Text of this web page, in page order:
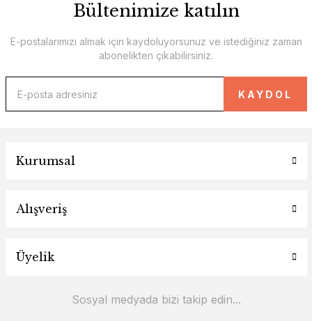
Bültenimize katılın
E-postalarımızı almak için kaydoluyorsunuz ve istediğiniz zaman
abonelikten çıkabilirsiniz.
KAYDOL
Kurumsal
Alışveriş
Üyelik
Sosyal medyada bizi takip edin...